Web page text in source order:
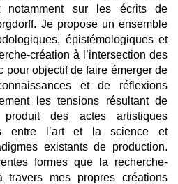
notamment sur les écrits de
Je propose un ensemble
épistémologiques et
création à l’intersection des
pour objectif de faire émerger de
et de réflexions
les tensions résultant de
des actes artistiques
entre l’art et la science et
existants de production.
formes que la recherche-
travers mes propres créations